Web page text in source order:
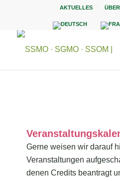
AKTUELLES
Gerne weisen wir darauf
Veranstaltungen
denen Credits beantragt